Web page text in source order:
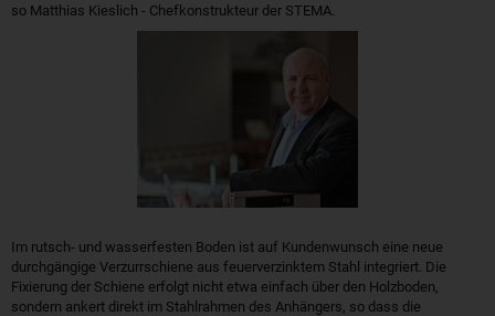
so Matthias Kieslich - Chefkonstrukteur der STEMA.
Im rutsch- und wasserfesten Boden ist auf Kundenwunsch eine neue
durchgängige Verzurrschiene aus feuerverzinktem Stahl integriert. Die
Fixierung der Schiene erfolgt nicht etwa einfach über den Holzboden,
sondern ankert direkt im Stahlrahmen des Anhängers, so dass die